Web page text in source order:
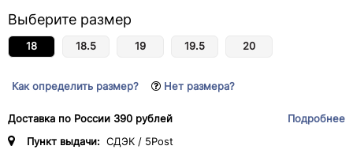
Выберите размер
18 18.5 19 19.5 20
Как определить размер? Нет размера?
Доставка по России 390 рублей
Подробнее
Пункт выдачи: СДЭК / 5Post